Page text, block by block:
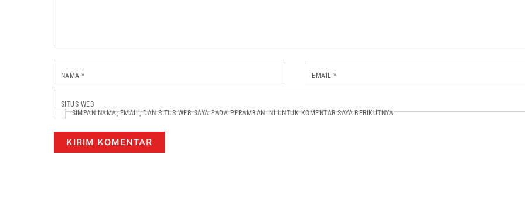
NAMA* EMAIL*
SITUS WEB
SIMPAN NAMA, EMAIL, DAN SITUS WEB SAYA PADA PERAMBAN INI UNTUK KOMENTAR SAYA BERIKUTNYA.